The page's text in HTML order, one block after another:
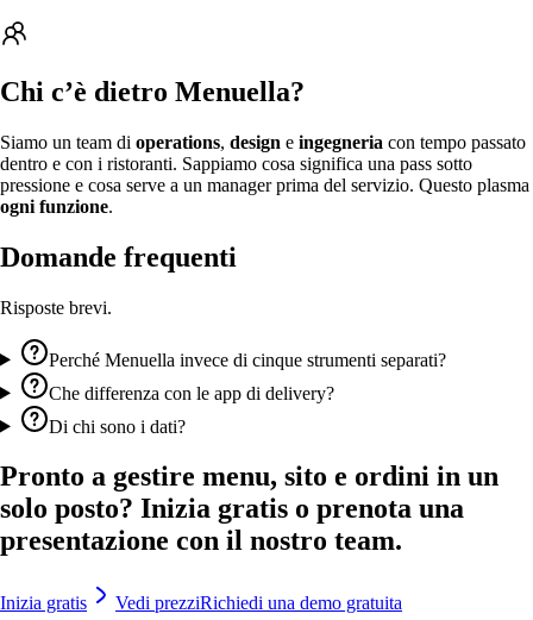
Chi c’è dietro Menuella?
Siamo un team di operations, design e ingegneria con tempo passato
dentro e con i ristoranti. Sappiamo cosa significa una pass sotto
pressione e cosa serve a un manager prima del servizio. Questo plasma
ogni funzione.
Domande frequenti
Risposte brevi.
Perché Menuella invece di cinque strumenti separati?
Che differenza con le app di delivery?
Di chi sono i dati?
Pronto a gestire menu, sito e ordini in un
solo posto? Inizia gratis o prenota una
presentazione con il nostro team.
Inizia gratis Vedi prezziRichiedi una demo gratuita